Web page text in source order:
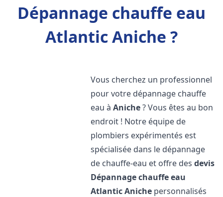
Dépannage chauffe eau
Atlantic Aniche ?
Vous cherchez un professionnel
pour votre dépannage chauffe
eau àAniche? Vous êtes au bon
endroit ! Notre équipe de
plombiers expérimentés est
spécialisée dans le dépannage
de chauffe-eau et offre desdevis
Dépannage chauffe eau
AtlanticAniche personnalisés